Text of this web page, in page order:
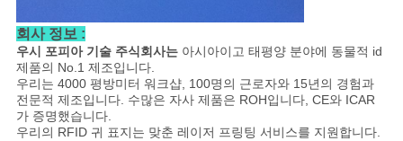
사
이
트
맵
회사 정보 :
우시 포피아 기술 주식회사는아시아이고 태평양 분야에 동물적 id
제품의 No.1 제조입니다.
우리는 4000 평방미터 워크샵, 100명의 근로자와 15년의 경험과
전문적 제조입니다. 수많은 자사 제품은 ROH입니다, CE와 ICAR
가 증명했습니다.
우리의 RFID 귀 표지는 맞춘 레이저 프링팅 서비스를 지원합니다.